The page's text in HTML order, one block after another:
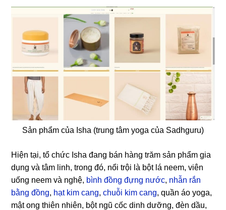
Sản phẩm của Isha (trung tâm yoga của Sadhguru)
Hiện tại, tổ chức Isha đang bán hàng trăm sản phẩm gia
dụng và tâm linh, trong đó, nổi trội là bột lá neem, viên
uống neem và nghệ, bình đồng đựng nước, nhẫn rắn
bằng đồng, hạt kim cang,chuỗi kim cang, quần áo yoga,
mật ong thiên nhiên, bột ngũ cốc dinh dưỡng, đèn dầu,